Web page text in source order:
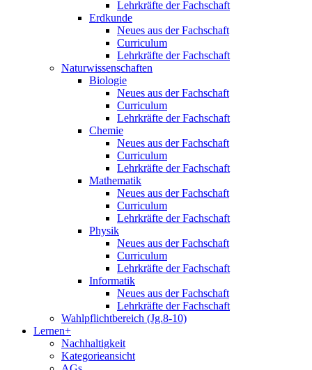
Lehrkräfte der Fachschaft
Erdkunde
Neues aus der Fachschaft
Curriculum
Lehrkräfte der Fachschaft
Naturwissenschaften
Biologie
Neues aus der Fachschaft
Curriculum
Lehrkräfte der Fachschaft
Chemie
Neues aus der Fachschaft
Curriculum
Lehrkräfte der Fachschaft
Mathematik
Neues aus der Fachschaft
Curriculum
Lehrkräfte der Fachschaft
Physik
Neues aus der Fachschaft
Curriculum
Lehrkräfte der Fachschaft
Informatik
Neues aus der Fachschaft
Lehrkräfte der Fachschaft
Wahlpflichtbereich (Jg.8-10)
Lernen+
Nachhaltigkeit
Kategorieansicht